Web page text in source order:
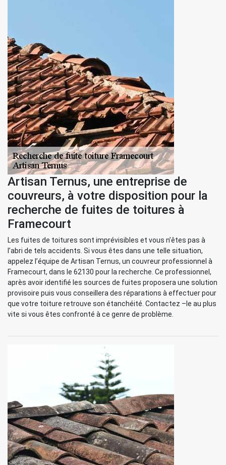
Artisan Ternus, une entreprise de
couvreurs, à votre disposition pour la
recherche de fuites de toitures à
Framecourt
Les fuites de toitures sont imprévisibles et vous n’êtes pas à
l’abri de tels accidents. Si vous êtes dans une telle situation,
appelez l’équipe de Artisan Ternus, un couvreur professionnel à
Framecourt, dans le 62130 pour la recherche. Ce professionnel,
après avoir identifié les sources de fuites proposera une solution
provisoire puis vous conseillera des réparations à effectuer pour
que votre toiture retrouve son étanchéité. Contactez –le au plus
vite si vous êtes confronté à ce genre de problème.